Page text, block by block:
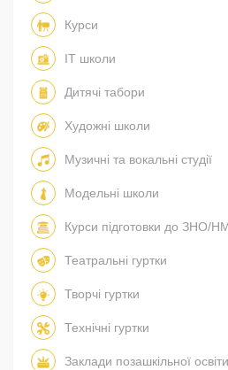
Курси
IT школи
Дитячі табори
Художні школи
Музичні та вокальні студії
Модельні школи
Курси підготовки до ЗНО/
Театральні гуртки
Творчі гуртки
Технічні гуртки
Заклади позашкільної освіти